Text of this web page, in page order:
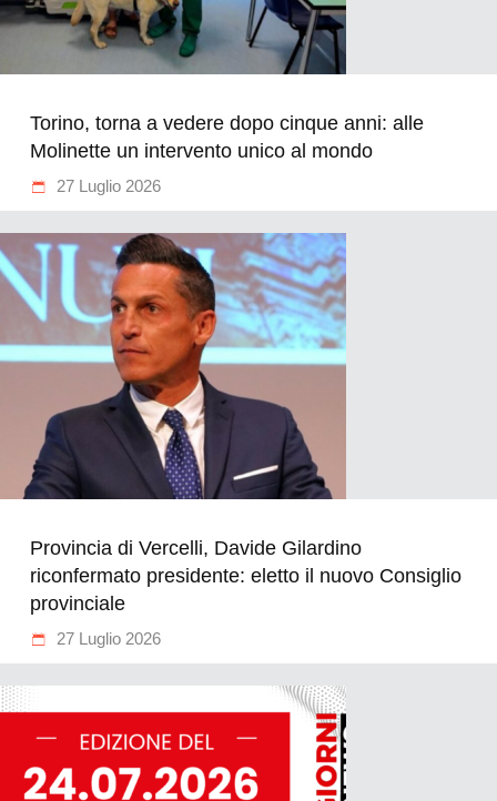
Torino, torna a vedere dopo cinque anni: alle
Molinette un intervento unico al mondo
27 Luglio 2026
Provincia di Vercelli, Davide Gilardino
riconfermato presidente: eletto il nuovo Consiglio
provinciale
27 Luglio 2026